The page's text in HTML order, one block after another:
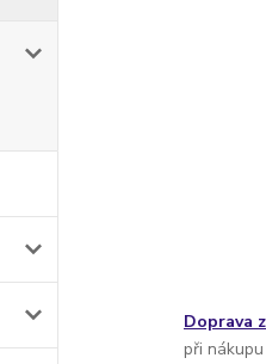
Doprava
při